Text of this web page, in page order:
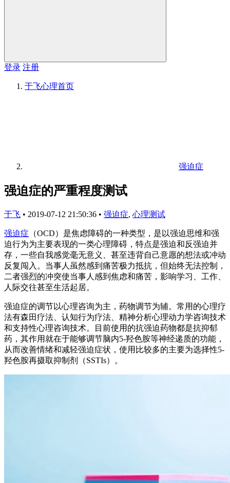
登录 注册
于飞心理首页
强迫症
强迫症的严重程度测试
于飞 • 2019-07-12 21:50:36 • 强迫症, 心理测试
强迫症 （OCD）是焦虑障碍的一种类型，是以强迫思维和强
迫行为为主要表现的一类心理障碍，特点是强迫和反强迫并
存，一些自我感觉毫无意义、甚至违背自己意愿的想法或冲动
反复闯入。当事人虽然感到痛苦极力抵抗，但始终无法控制，
二者强烈的冲突使当事人感到焦虑和痛苦，影响学习、工作、
人际交往甚至生活起居。
强迫症的调节以心理咨询为主，药物调节为辅。常用的心理疗
法有森田疗法、认知行为疗法、精神分析心理动力学咨询技术
和支持性心理咨询技术。目前使用的抗强迫药物都是抗抑郁
药，其作用就在于能够调节脑内5-羟色胺等神经递质的功能，
从而改善情绪和减轻强迫症状，使用比较多的主要为选择性5-
羟色胺再摄取抑制剂（SSTIs）。